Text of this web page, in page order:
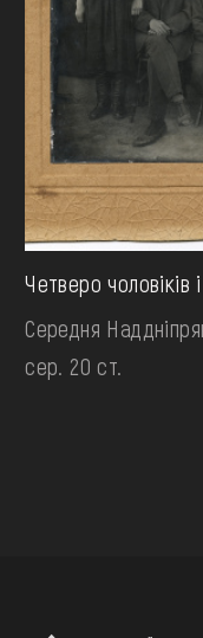
Четверо чоловіків
Середня
сер. 20 ст.